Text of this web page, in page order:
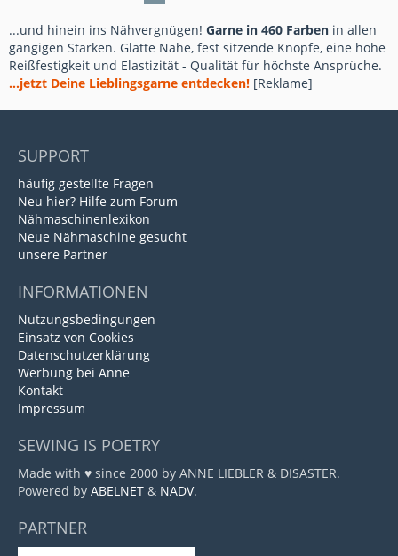
...und hinein ins Nähvergnügen! Garne in 460 Farben in allen
gängigen Stärken. Glatte Nähe, fest sitzende Knöpfe, eine hohe
Reißfestigkeit und Elastizität - Qualität für höchste Ansprüche.
...jetzt Deine Lieblingsgarne entdecken! [Reklame]
SUPPORT
häufig gestellte Fragen
Neu hier? Hilfe zum Forum
Nähmaschinenlexikon
Neue Nähmaschine gesucht
unsere Partner
INFORMATIONEN
Nutzungsbedingungen
Einsatz von Cookies
Datenschutzerklärung
Werbung bei Anne
Kontakt
Impressum
SEWING IS POETRY
Made with ♥ since 2000 by ANNE LIEBLER & DISASTER.
Powered by ABELNET & NADV.
PARTNER